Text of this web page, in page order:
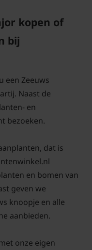
wel helemaal af
deze weer met
knoopje niet
is zon tot
is goed voor deze
goed natuurlijk.
genoeg blijft,
kopen of
bij
een Zeeuws
Naast de
en
bezoeken.
dat is
en bomen van
geven we
knoopje en alle
aanbieden.
onze eigen